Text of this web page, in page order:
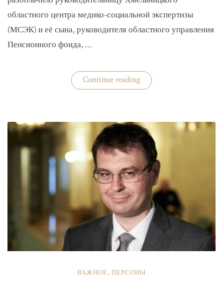
областного центра медико-социальной экспертизы
(МСЭК) и её сына, руководителя областного управления
Пенсионного фонда, …
Continue reading«В
Хмельницком
сын
зарабатывали
на
уклонистах»
ВАЖНОЕ, ПЕРСОНЫ